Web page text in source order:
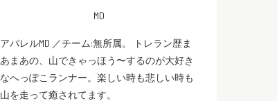
MD
アパレルMD ／チーム:無所属。 トレラン歴ま
あまあの、山できゃっほう〜するのが大好き
なへっぽこランナー。楽しい時も悲しい時も
山を走って癒されてます。